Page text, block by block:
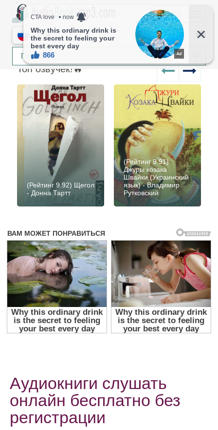
МЕНЮ
RU
Топ озвучек!🔥
(Рейтинг 9.92) Щегол
- Донна Тартт
(Рейтинг 9.91)
Джуры козака
Швайки (Украинский
язык) - Владимир
Рутковский
Аудиокниги слушать
онлайн бесплатно без
регистрации